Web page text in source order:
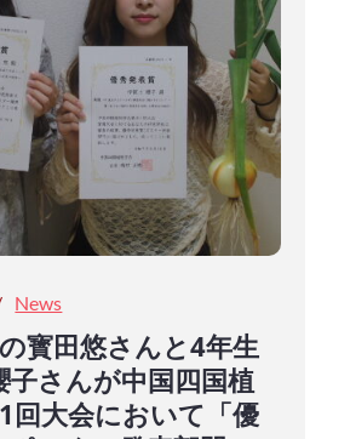
News
寳田悠さんと4年生
子さんが中国四国植
回大会において「優